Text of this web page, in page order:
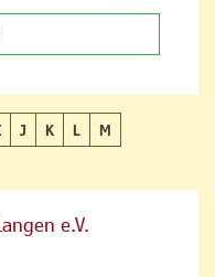
J K L
M
e.V.